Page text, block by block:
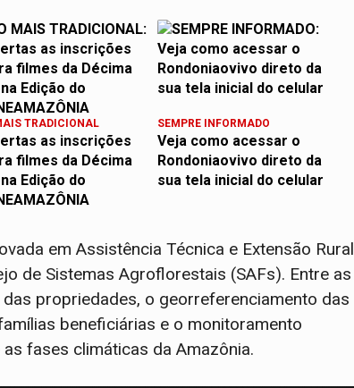
TRADICIONAL
as inscrições
filmes da Décima
Edição do
SEMPRE INFORMADO
Veja como acessar o
Rondoniaovivo direto da
sua tela inicial do celular
em Assistência Técnica e Extensão Rural
de Sistemas Agroflorestais (SAFs). Entre as
propriedades, o georreferenciamento das
beneficiárias e o monitoramento
fases climáticas da Amazônia.